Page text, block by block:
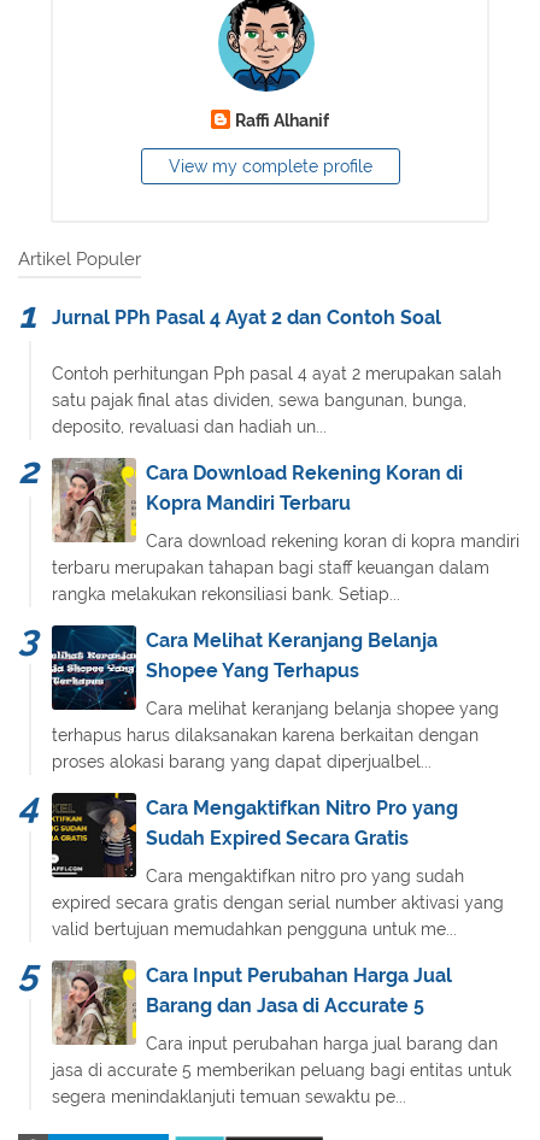
Raffi Alhanif
View my complete profile
Artikel Populer
Jurnal PPh Pasal 4 Ayat 2 dan Contoh Soal
Contoh perhitungan Pph pasal 4 ayat 2 merupakan salah
satu pajak final atas dividen, sewa bangunan, bunga,
deposito, revaluasi dan hadiah un...
Cara Download Rekening Koran di
Kopra Mandiri Terbaru
Cara download rekening koran di kopra mandiri
terbaru merupakan tahapan bagi staff keuangan dalam
rangka melakukan rekonsiliasi bank. Setiap...
Cara Melihat Keranjang Belanja
Shopee Yang Terhapus
Cara melihat keranjang belanja shopee yang
terhapus harus dilaksanakan karena berkaitan dengan
proses alokasi barang yang dapat diperjualbel...
Cara Mengaktifkan Nitro Pro yang
Sudah Expired Secara Gratis
Cara mengaktifkan nitro pro yang sudah
expired secara gratis dengan serial number aktivasi yang
valid bertujuan memudahkan pengguna untuk me...
Cara Input Perubahan Harga Jual
Barang dan Jasa di Accurate 5
Cara input perubahan harga jual barang dan
jasa di accurate 5 memberikan peluang bagi entitas untuk
segera menindaklanjuti temuan sewaktu pe...